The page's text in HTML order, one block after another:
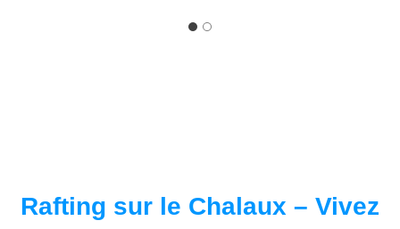
Rafting sur le Chalaux – Vivez